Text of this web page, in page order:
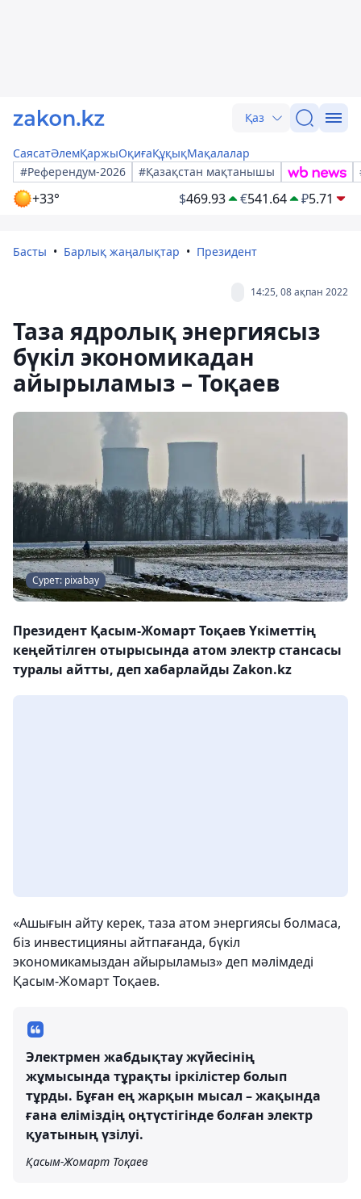
Қаз
СаясатӘлемҚаржыОқиғаҚұқықМақалалар
#Референдум-2026
#Қазақстан мақтанышы
+33° $469.93 €541.64 ₽5.71
Басты Барлық жаңалықтар Президент
14:25, 08 ақпан 2022
Таза ядролық энергиясыз
бүкіл экономикадан
айырыламыз – Тоқаев
Сурет: pixabay
Президент Қасым-Жомарт Тоқаев Үкіметтің
кеңейтілген отырысында атом электр стансасы
туралы айтты, деп хабарлайды Zakon.kz
«Ашығын айту керек, таза атом энергиясы болмаса,
біз инвестицияны айтпағанда, бүкіл
экономикамыздан айырыламыз» деп мәлімдеді
Қасым-Жомарт Тоқаев.
Электрмен жабдықтау жүйесінің
жұмысында тұрақты іркілістер болып
тұрды. Бұған ең жарқын мысал – жақында
ғана еліміздің оңтүстігінде болған электр
қуатының үзілуі.
Қасым-Жомарт Тоқаев